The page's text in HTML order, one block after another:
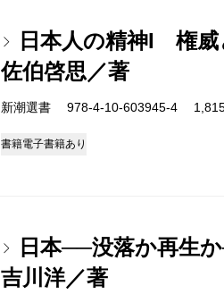
日本人の精神I 権威
佐伯啓思／著
新潮選書 978-4-10-603945-4
書籍電子書籍あり
日本──没落か再生
吉川洋／著